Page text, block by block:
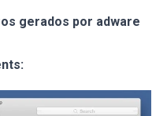
gerados por adware